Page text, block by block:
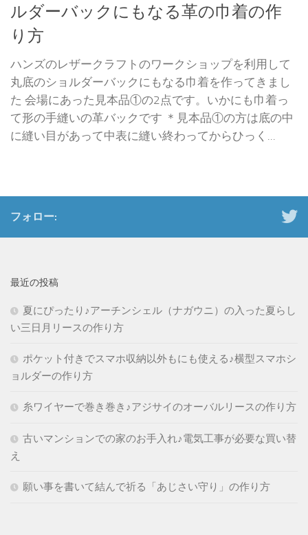
ルダーバックにもなる革の巾着の作
り方
ハンズのレザークラフトのワークショップを利用して
丸底のショルダーバックにもなる巾着を作ってきまし
た 会場にあった見本品①の2点です。いかにも巾着っ
て形の手縫いの革バックです ＊見本品①の方は底の中
に縫い目があって中表に縫い終わってからひっく...
フォロー:
最近の投稿
夏にぴったり♪アーチンシェル（ナガウニ）の入った夏らし
い三日月リースの作り方
ポケット付きでスマホ収納以外もにも使える♪横型スマホシ
ョルダーの作り方
糸ワイヤーで巻き巻き♪アジサイのオーバルリースの作り方
古いマンションでの家のお手入れ♪電気工事が必要な買い替
え
願い事を書いて結んで祈る「あじさい守り」の作り方